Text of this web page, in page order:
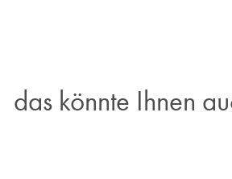
das könnte Ihnen